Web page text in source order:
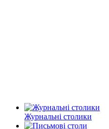
Журнальні столики